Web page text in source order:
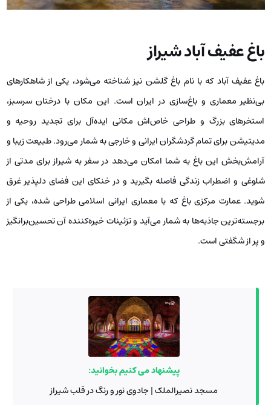
باغ عفیف آباد شیراز
باغ عفیف آباد که با نام باغ گلشن نیز شناخته می‌شود، یکی از شاهکارهای
بی‌نظیر معماری و باغ‌سازی در ایران است. این مکان با درختان سرسبز،
استخرهای بزرگ و طراحی خاص‌اش مکانی ایده‌آل برای تجدید روحیه و
مدیتیشن برای تمام گردشگران ایرانی و خارجی به شمار می‌رود. طبیعت زیبا و
آرامش‌بخش این باغ به شما امکان می‌دهد در سفر به شیراز برای مدتی از
شلوغی و اضطراب زندگی فاصله بگیرید و در خنکای این فضای دلپذیر غرق
شوید. عمارت مرکزی باغ که با معماری ایرانی اسلامی طراحی شده، یکی از
برجسته‌ترین جاذبه‌ها به شمار می‌آید و تزئینات خیره‌کننده آن تحسین‌برانگیز
و پر از شگفتی است.
پیشنهاد می کنیم بخوانید:
مسجد نصیرالملک | جادوی نور و رنگ در قلب شیراز